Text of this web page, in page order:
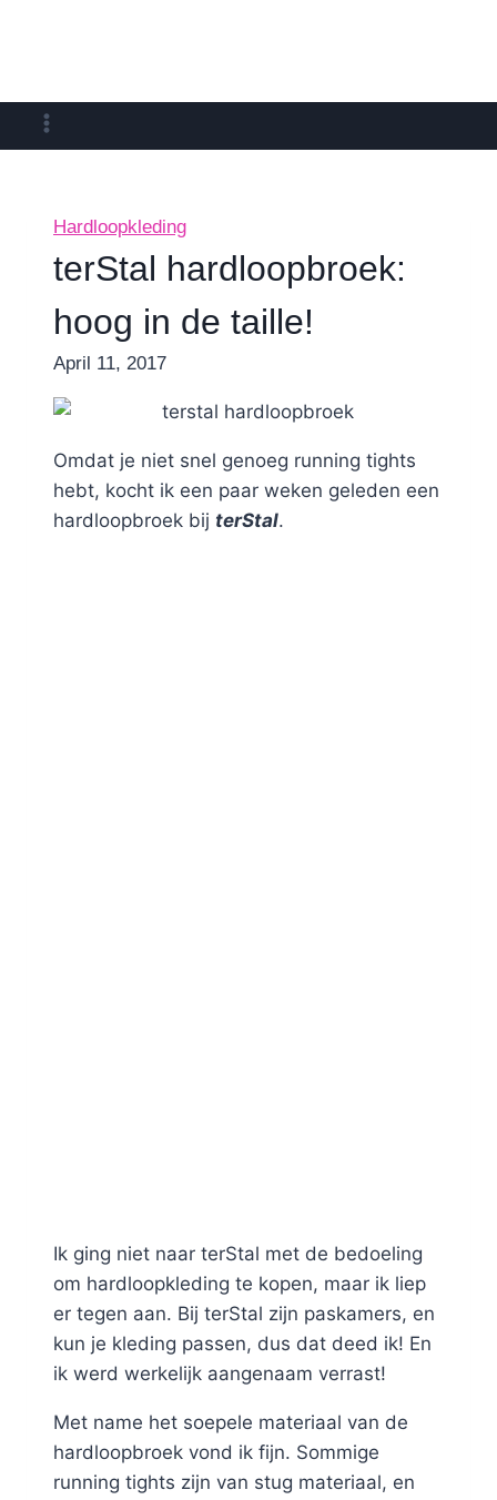
Hardloopkleding
terStal hardloopbroek:
hoog in de taille!
ByNicole
April 11, 2017
Omdat je niet snel genoeg running tights
hebt, kocht ik een paar weken geleden een
hardloopbroek bij terStal.
Ik ging niet naar terStal met de bedoeling
om hardloopkleding te kopen, maar ik liep
er tegen aan. Bij terStal zijn paskamers, en
kun je kleding passen, dus dat deed ik! En
ik werd werkelijk aangenaam verrast!
Met name het soepele materiaal van de
hardloopbroek vond ik fijn. Sommige
running tights zijn van stug materiaal, en